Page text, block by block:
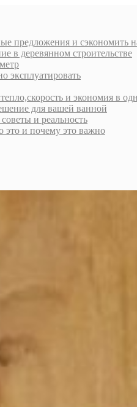
предложения и сэкономить
в деревянном строительстве
эксплуатировать
и экономия в
для вашей ванной
и реальность
это и почему это важно